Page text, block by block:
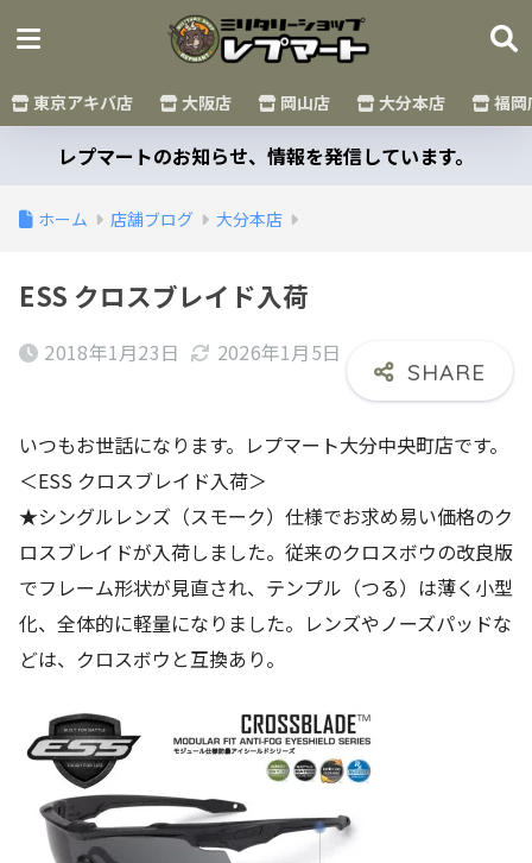
東京アキバ店 大阪店 岡山店 大分本店 福岡
レプマートのお知らせ、情報を発信しています。
ホーム 店舗ブログ 大分本店
ESS クロスブレイド入荷
2018年1月23日 2026年1月5日
いつもお世話になります。レプマート大分中央町店です。
＜ESS クロスブレイド入荷＞
★シングルレンズ（スモーク）仕様でお求め易い価格のク
ロスブレイドが入荷しました。従来のクロスボウの改良版
でフレーム形状が見直され、テンプル（つる）は薄く小型
化、全体的に軽量になりました。レンズやノーズパッドな
どは、クロスボウと互換あり。